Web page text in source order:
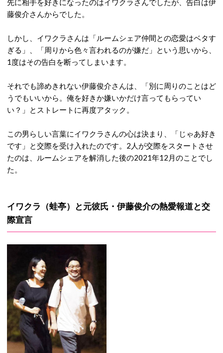
先に相手を好きになったのはイワクラさんでしたが、告白は伊
藤俊介さんからでした。
しかし、イワクラさんは「ルームシェア仲間との恋愛はベタす
ぎる」、「周りから色々言われるのが嫌だ」という思いから、
1度はその告白を断ってしまいます。
それでも諦めきれない伊藤俊介さんは、「別に周りのことはど
うでもいいから。俺を好きか嫌いかだけ言ってもらってい
い？」とストレートに再度アタック。
この男らしい言葉にイワクラさんの心は決まり、「じゃあ好き
です」と交際を受け入れたのです。2 人が交際をスタートさせ
たのは、ルームシェアを解消した後の2021年12月のことでし
た。
イワクラ（蛙亭）と元彼氏・伊藤俊介の熱愛報道と交
際宣言